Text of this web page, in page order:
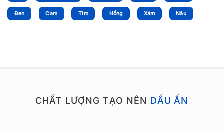
Đen Cam Tím Hồng Xám Nâu
CHẤT LƯỢNG TẠO NÊN DẤU ẤN